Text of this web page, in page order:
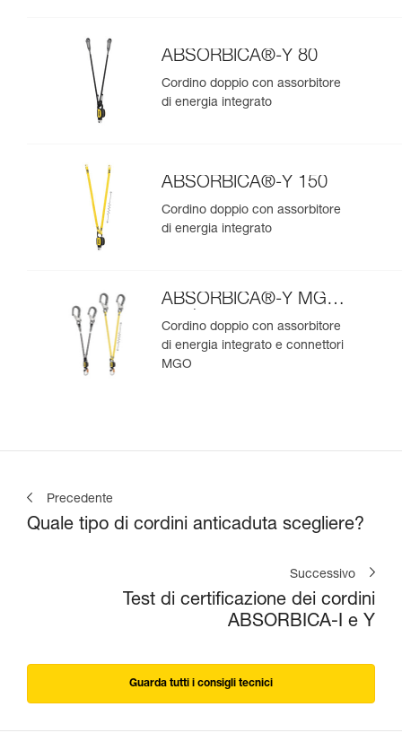
ABSORBICA®-Y 80
Cordino doppio con assorbitore
di energia integrato
ABSORBICA®-Y 150
Cordino doppio con assorbitore
di energia integrato
ABSORBICA®-Y MGO
versione europea
Cordino doppio con assorbitore
di energia integrato e connettori
MGO
Precedente
Quale tipo di cordini anticaduta scegliere?
Successivo
Test di certificazione dei cordini
ABSORBICA-I e Y
Guarda tutti i consigli tecnici